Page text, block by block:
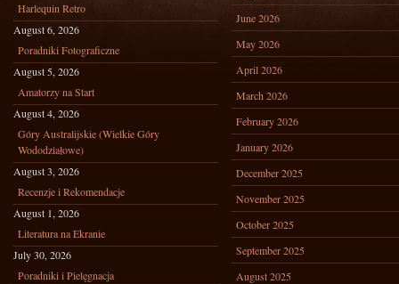
Harlequin Retro
August 6, 2026
Poradniki Fotograficzne
August 5, 2026
Amatorzy na Start
August 4, 2026
Góry Australijskie (Wielkie Góry
Wododziałowe)
August 3, 2026
Recenzje i Rekomendacje
August 1, 2026
Literatura na Ekranie
July 30, 2026
Poradniki i Pielęgnacja
June 2026
May 2026
April 2026
March 2026
February 2026
January 2026
December 2025
November 2025
October 2025
September 2025
August 2025